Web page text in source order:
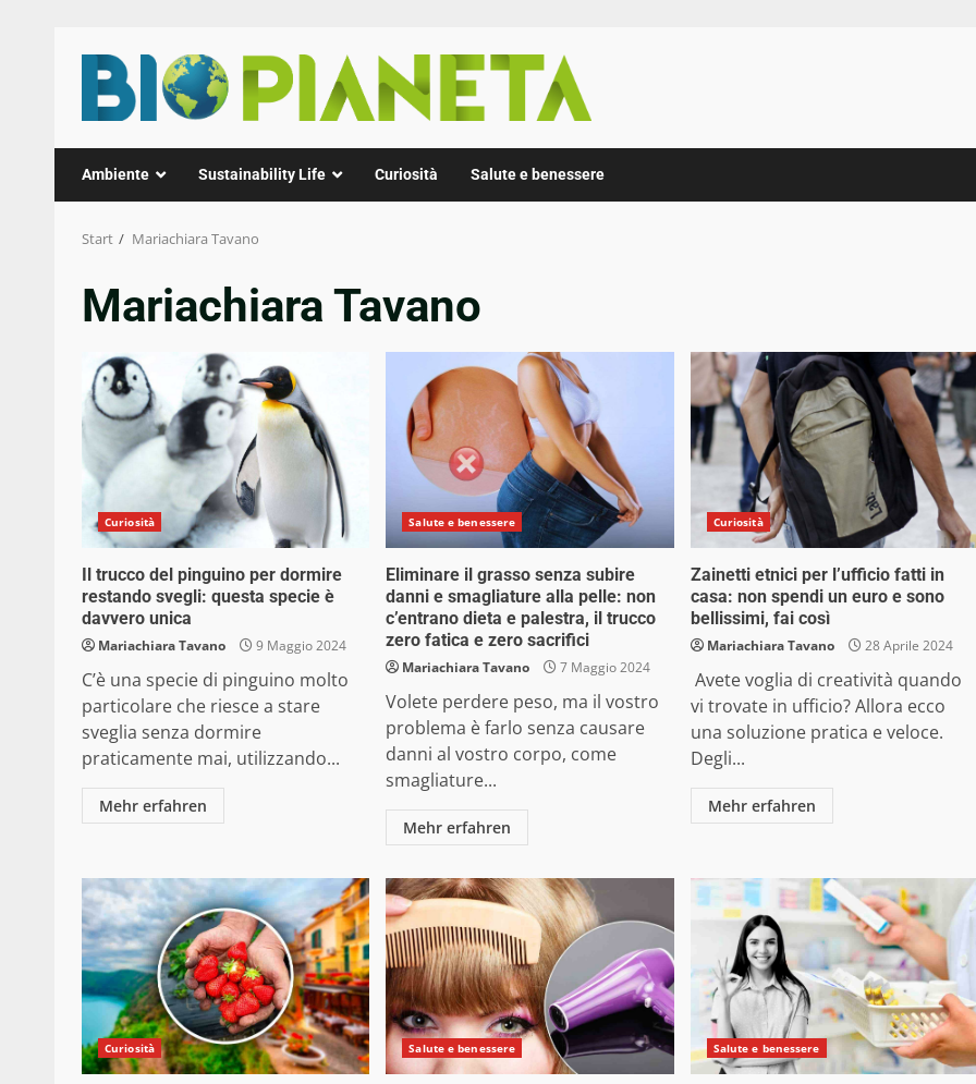
Inhalt
springen
Ambiente Sustainability Life Curiosità Salute e benessere
Start Mariachiara Tavano
Mariachiara Tavano
Curiosità
Il trucco del pinguino per dormire
restando svegli: questa specie è
davvero unica
Mariachiara Tavano 9 Maggio 2024
C’è una specie di pinguino molto
particolare che riesce a stare
sveglia senza dormire
praticamente mai, utilizzando...
Mehr erfahren
Salute e benessere
Eliminare il grasso senza subire
danni e smagliature alla pelle: non
c’entrano dieta e palestra, il trucco
zero fatica e zero sacrifici
Mariachiara Tavano 7 Maggio 2024
Volete perdere peso, ma il vostro
problema è farlo senza causare
danni al vostro corpo, come
smagliature...
Mehr erfahren
Curiosità
Zainetti etnici per l’ufficio fatti in
casa: non spendi un euro e sono
bellissimi, fai così
Mariachiara Tavano 28 Aprile 2024
Avete voglia di creatività quando
vi trovate in ufficio? Allora ecco
una soluzione pratica e veloce.
Degli...
Mehr erfahren
Curiosità Salute e benessere Salute e benessere